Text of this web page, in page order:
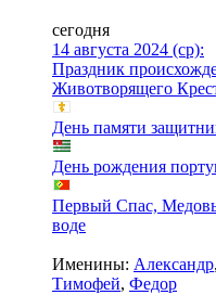
сегодня
14 августа 2024 (ср):
Праздник
Животворящего
День памяти
День рождения
Первый Спас,
воде
Именины: Александр,
Тимофей, Федор